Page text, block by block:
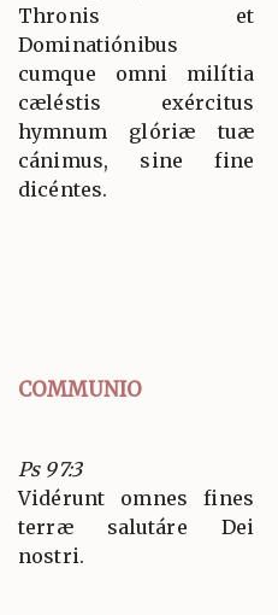
Thronis et
Dominatiónibus
cumque omni milítia
cæléstis exércitus
hymnum glóriæ tuæ
cánimus, sine fine
dicéntes.
COMMUNIO
Ps 97:3
Vidérunt omnes fines
terræ salutáre Dei
nostri.